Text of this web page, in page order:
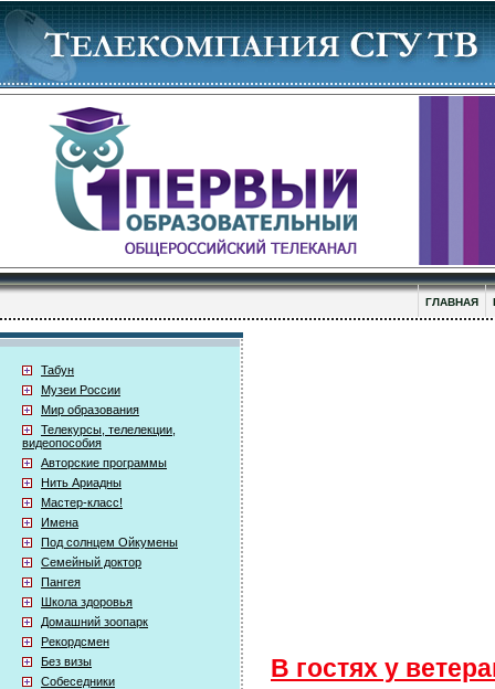
ГЛАВНАЯ
Табун
Музеи России
Мир образования
Телекурсы, телелекции,
видеопособия
Авторские программы
Нить Ариадны
Мастер-класс!
Имена
Под солнцем Ойкумены
Семейный доктор
Пангея
Школа здоровья
Домашний зоопарк
Рекордсмен
Без визы
Собеседники
В гостях у